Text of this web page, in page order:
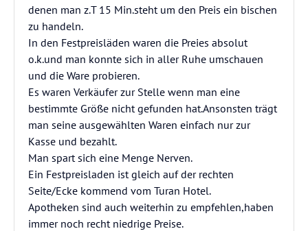
denen man z.T 15 Min.steht um den Preis ein bischen
zu handeln.
In den Festpreisläden waren die Preies absolut
o.k.und man konnte sich in aller Ruhe umschauen
und die Ware probieren.
Es waren Verkäufer zur Stelle wenn man eine
bestimmte Größe nicht gefunden hat.Ansonsten trägt
man seine ausgewählten Waren einfach nur zur
Kasse und bezahlt.
Man spart sich eine Menge Nerven.
Ein Festpreisladen ist gleich auf der rechten
Seite/Ecke kommend vom Turan Hotel.
Apotheken sind auch weiterhin zu empfehlen,haben
immer noch recht niedrige Preise.